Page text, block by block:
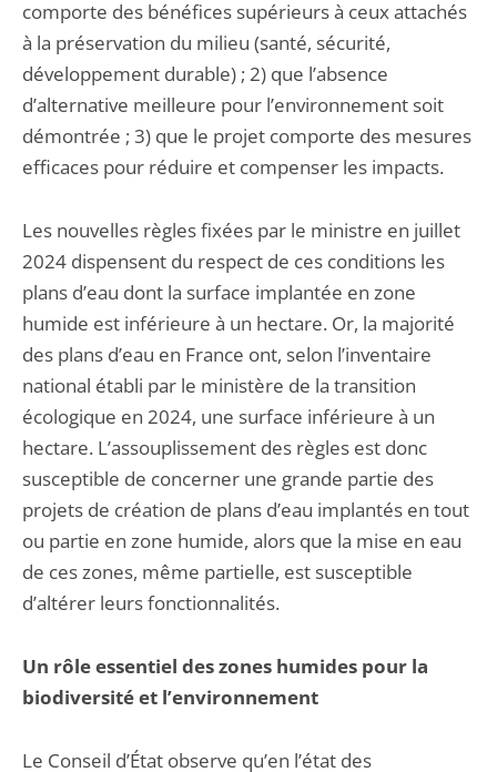
comporte des bénéfices supérieurs à ceux attachés
à la préservation du milieu (santé, sécurité,
développement durable) ; 2) que l’absence
d’alternative meilleure pour l’environnement soit
démontrée ; 3) que le projet comporte des mesures
efficaces pour réduire et compenser les impacts.
Les nouvelles règles fixées par le ministre en juillet
2024 dispensent du respect de ces conditions les
plans d’eau dont la surface implantée en zone
humide est inférieure à un hectare. Or, la majorité
des plans d’eau en France ont, selon l’inventaire
national établi par le ministère de la transition
écologique en 2024, une surface inférieure à un
hectare. L’assouplissement des règles est donc
susceptible de concerner une grande partie des
projets de création de plans d’eau implantés en tout
ou partie en zone humide, alors que la mise en eau
de ces zones, même partielle, est susceptible
d’altérer leurs fonctionnalités.
Un rôle essentiel des zones humides pour la
biodiversité et l’environnement
Le Conseil d’État observe qu’en l’état des